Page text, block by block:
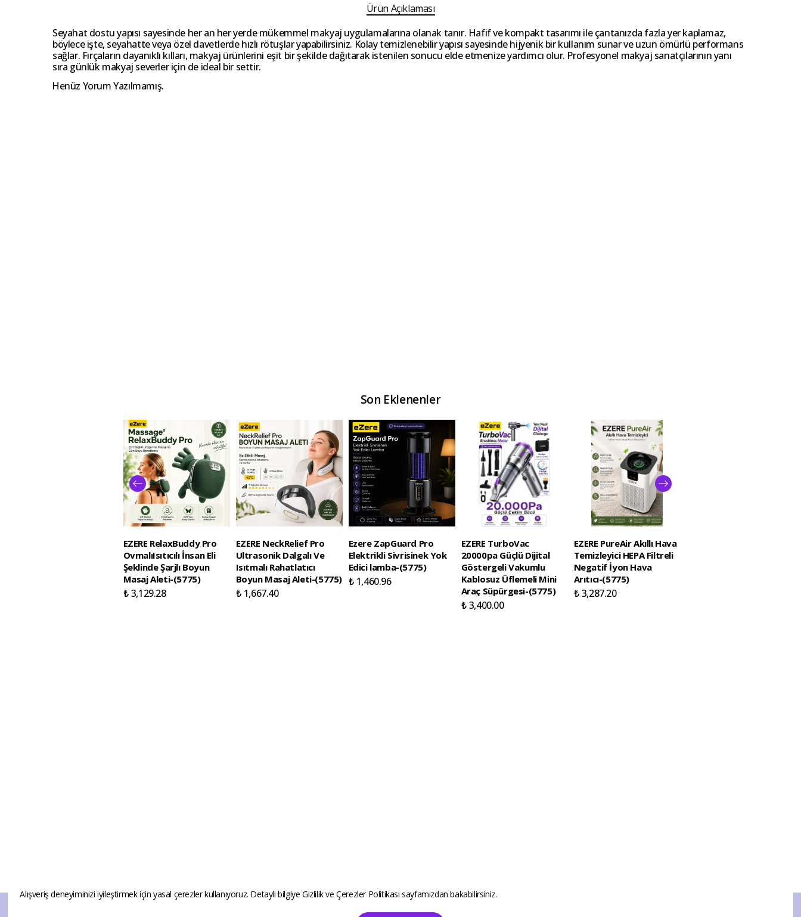
Alışveriş deneyiminizi iyileştirmek için yasal çerezler kullanıyoruz. Detaylı bilgiyeGizlilik ve Çerezler Politikasısayfamızdan bakabilirsiniz.
Ürün Açıklaması
Seyahat dostu yapısı sayesinde her an her yerde mükemmel makyaj uygulamalarına olanak tanır. Hafif ve kompakt tasarımı ile çantanızda fazla yer kaplamaz,
böylece işte, seyahatte veya özel davetlerde hızlı rötuşlar yapabilirsiniz. Kolay temizlenebilir yapısı sayesinde hijyenik bir kullanım sunar ve uzun ömürlü performans
sağlar. Fırçaların dayanıklı kılları, makyaj ürünlerini eşit bir şekilde dağıtarak istenilen sonucu elde etmenize yardımcı olur. Profesyonel makyaj sanatçılarının yanı
sıra günlük makyaj severler için de ideal bir settir.
Henüz Yorum Yazılmamış.
Son Eklenenler
EZERE RelaxBuddy Pro
OvmalıIsıtıcılı İnsan Eli
Şeklinde Şarjlı Boyun
Masaj Aleti-(5775)
₺ 3,129.28
EZERE NeckRelief Pro
Ultrasonik Dalgalı Ve
Isıtmalı Rahatlatıcı
Boyun Masaj Aleti-(5775)
₺ 1,667.40
Ezere ZapGuard Pro
Elektrikli Sivrisinek Yok
Edici lamba-(5775)
₺ 1,460.96
EZERE TurboVac
20000pa Güçlü Dijital
Göstergeli Vakumlu
Kablosuz Üflemeli Mini
Araç Süpürgesi-(5775)
₺ 3,400.00
EZERE PureAir Akıllı Hava
Temizleyici HEPA Filtreli
Negatif İyon Hava
Arıtıcı-(5775)
₺ 3,287.20